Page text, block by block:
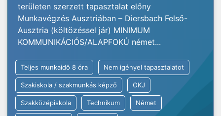
területen szerzett tapasztalat előny
Munkavégzés Ausztriában – Diersbach Felső-
Ausztria (költözéssel jár) MINIMUM
KOMMUNIKÁCIÓS/ALAPFOKÚ német...
Teljes munkaidő 8 óra Nem igényel tapasztalatot
Szakiskola / szakmunkás képző OKJ
Szakközépiskola Technikum Német